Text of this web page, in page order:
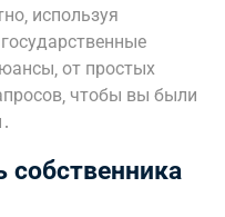
используя
от простых
чтобы вы были
собственника